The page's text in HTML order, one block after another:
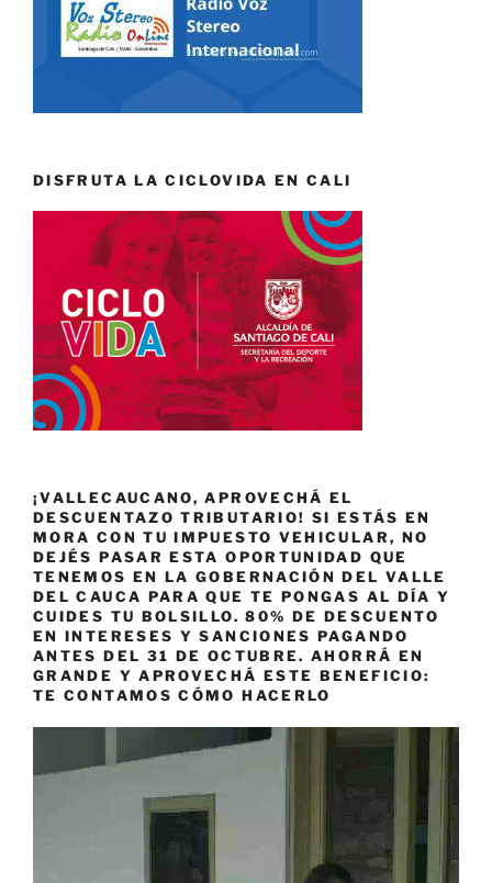
DISFRUTA LA CICLOVIDA EN CALI
¡VALLECAUCANO, APROVECHÁ EL
DESCUENTAZO TRIBUTARIO! SI ESTÁS EN
MORA CON TU IMPUESTO VEHICULAR, NO
DEJÉS PASAR ESTA OPORTUNIDAD QUE
TENEMOS EN LA GOBERNACIÓN DEL VALLE
DEL CAUCA PARA QUE TE PONGAS AL DÍA Y
CUIDES TU BOLSILLO. 80% DE DESCUENTO
EN INTERESES Y SANCIONES PAGANDO
ANTES DEL 31 DE OCTUBRE. AHORRÁ EN
GRANDE Y APROVECHÁ ESTE BENEFICIO:
TE CONTAMOS CÓMO HACERLO